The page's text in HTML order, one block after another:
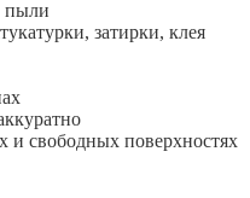
пыли
затирки, клея
и свободных поверхностях